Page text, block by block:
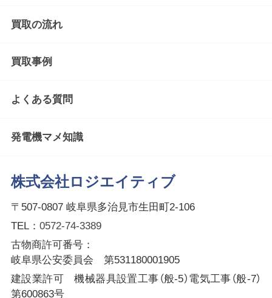
株式会社ロジエイティブ
〒507-0807 岐阜県多治見市生田町2-106
TEL： 0572-74-3389
古物商許可番号：
岐阜県公安委員会 第531180001905
建設業許可 機械器具設置工事（般-5）電気工事（般-7）
第600863号
買取の流れ
買取事例
よくある質問
発電機マメ知識